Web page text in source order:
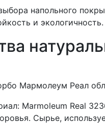
напольного
и
Мармолеум Реал
Marmoleum Real
Сырье,